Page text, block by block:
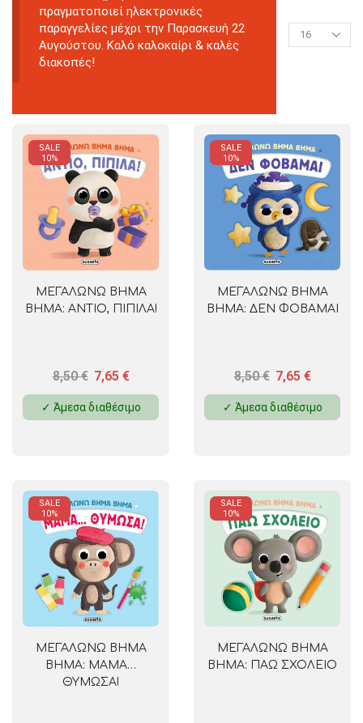
πραγματοποιεί ηλεκτρονικές
παραγγελίες μέχρι την Παρασκευή 22
Αυγούστου. Καλό καλοκαίρι & καλές
διακοπές!
SALE
10%
ΜΕΓΑΛΩΝΩ ΒΗΜΑ
ΒΗΜΑ: ΑΝΤΙΟ, ΠΙΠΙΛΑ!
8,50€ 7,65 €
✓ Άμεσα διαθέσιμο
SALE
10%
ΜΕΓΑΛΩΝΩ ΒΗΜΑ
ΒΗΜΑ: ΔΕΝ ΦΟΒΑΜΑΙ
8,50€ 7,65 €
✓ Άμεσα διαθέσιμο
SALE
10%
ΜΕΓΑΛΩΝΩ ΒΗΜΑ
ΒΗΜΑ: ΜΑΜΑ…
ΘΥΜΩΣΑ!
SALE
10%
ΜΕΓΑΛΩΝΩ ΒΗΜΑ
ΒΗΜΑ: ΠΑΩ ΣΧΟΛΕΙΟ